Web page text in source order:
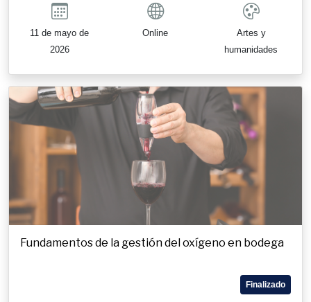
11 de mayo de
2026
Online
Artes y
humanidades
Fundamentos de la gestión del oxígeno en bodega
Finalizado